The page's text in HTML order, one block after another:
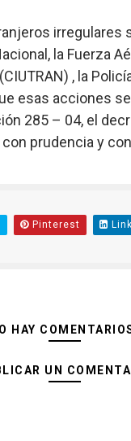
irregulares
la Fuerza
, la
esas acciones
285 – 04, el
prudencia y
Pinterest
HAY
UN